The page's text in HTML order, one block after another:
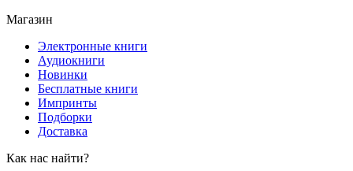
Магазин
Электронные книги
Аудиокниги
Новинки
Бесплатные книги
Импринты
Подборки
Доставка
Как нас найти?